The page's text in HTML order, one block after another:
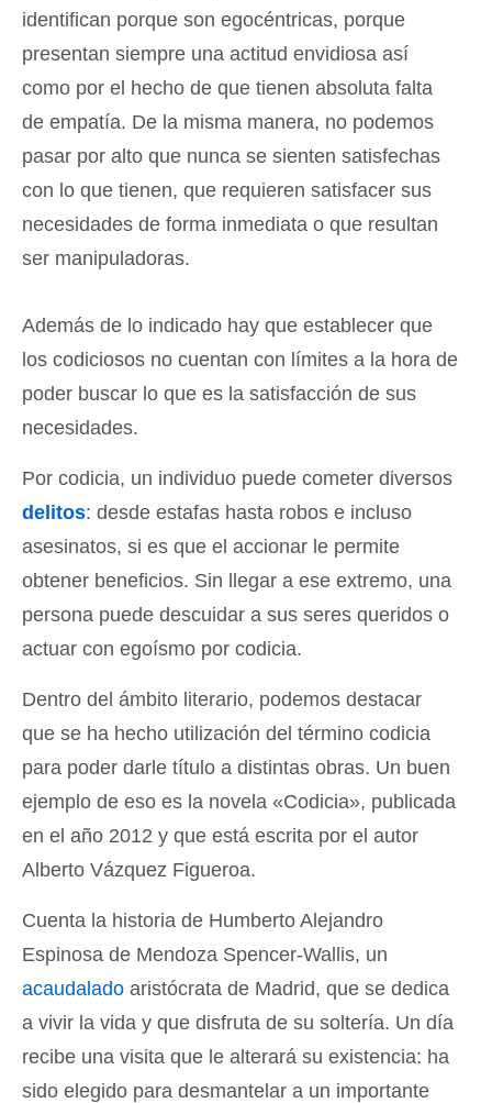
identifican porque son egocéntricas, porque
presentan siempre una actitud envidiosa así
como por el hecho de que tienen absoluta falta
de empatía. De la misma manera, no podemos
pasar por alto que nunca se sienten satisfechas
con lo que tienen, que requieren satisfacer sus
necesidades de forma inmediata o que resultan
ser manipuladoras.
Además de lo indicado hay que establecer que
los codiciosos no cuentan con límites a la hora de
poder buscar lo que es la satisfacción de sus
necesidades.
Por codicia, un individuo puede cometer diversos
delitos: desde estafas hasta robos e incluso
asesinatos, si es que el accionar le permite
obtener beneficios. Sin llegar a ese extremo, una
persona puede descuidar a sus seres queridos o
actuar con egoísmo por codicia.
Dentro del ámbito literario, podemos destacar
que se ha hecho utilización del término codicia
para poder darle título a distintas obras. Un buen
ejemplo de eso es la novela «Codicia», publicada
en el año 2012 y que está escrita por el autor
Alberto Vázquez Figueroa.
Cuenta la historia de Humberto Alejandro
Espinosa de Mendoza Spencer-Wallis, un
acaudalado aristócrata de Madrid, que se dedica
a vivir la vida y que disfruta de su soltería. Un día
recibe una visita que le alterará su existencia: ha
sido elegido para desmantelar a un importante